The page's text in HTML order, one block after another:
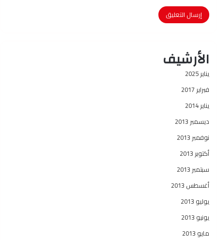
الأرشيف
يناير 2025
فبراير 2017
يناير 2014
ديسمبر 2013
نوفمبر 2013
أكتوبر 2013
سبتمبر 2013
أغسطس 2013
يوليو 2013
يونيو 2013
مايو 2013